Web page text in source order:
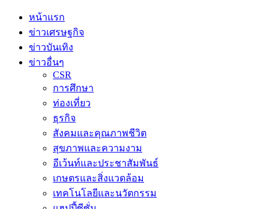
Skip
content
หน้าแรก
ข่าวเศรษฐกิจ
ข่าวบันเทิง
ข่าวอื่นๆ
CSR
การศึกษา
ท่องเที่ยว
ธุรกิจ
สังคมและคุณภาพชีวิต
สุขภาพและความงาม
อีเว้นท์และประชาสัมพันธ์
เกษตรและสิ่งแวดล้อม
เทคโนโลยีและนวัตกรรม